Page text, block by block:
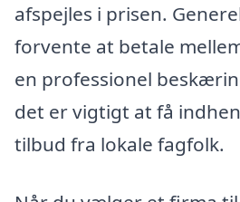
afspejles i prisen.
forvente at betale
en professionel
det er vigtigt at få
tilbud fra lokale fagfolk.